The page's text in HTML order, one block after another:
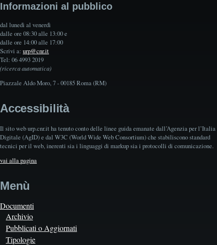
Informazioni al pubblico
dal lunedì al venerdì
dalle ore 08:30 alle 13:00 e
dalle ore 14:00 alle 17:00
Scrivi a: urp@cnr.it
Tel: 06 4993 2019
(ricerca automatica)
Piazzale Aldo Moro, 7 - 00185 Roma (RM)
Accessibilità
Il sito web urp.cnr.it ha tenuto conto delle linee guida emanate dall’Agenzia per l’Italia
Digitale (AgID) e dal W3C (World Wide Web Consortium) che stabiliscono standard
tecnici per il web, inerenti sia i linguaggi di markup sia i protocolli di comunicazione.
vai alla pagina
Menù
Documenti
Archivio
Pubblicati o Aggiornati
Tipologie